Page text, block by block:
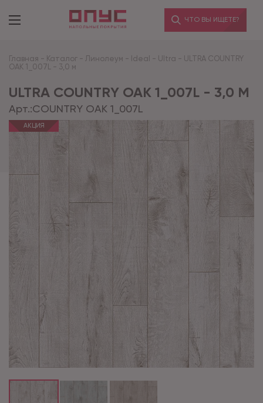
ЧТО ВЫ ИЩЕТЕ?
Главная - Каталог - Линолеум - Ideal - Ultra - ULTRA COUNTRY
OAK 1_007L - 3,0 м
ULTRA COUNTRY OAK 1_007L - 3,0 М
Арт.:COUNTRY OAK 1_007L
АКЦИЯ